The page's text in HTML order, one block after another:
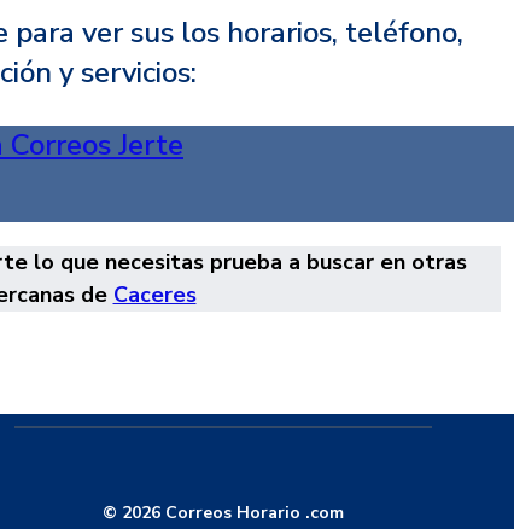
para ver sus los horarios, teléfono,
y servicios:
Correos Jerte
lo que necesitas prueba a buscar en otras
de Caceres
© 2026 Correos Horario .com